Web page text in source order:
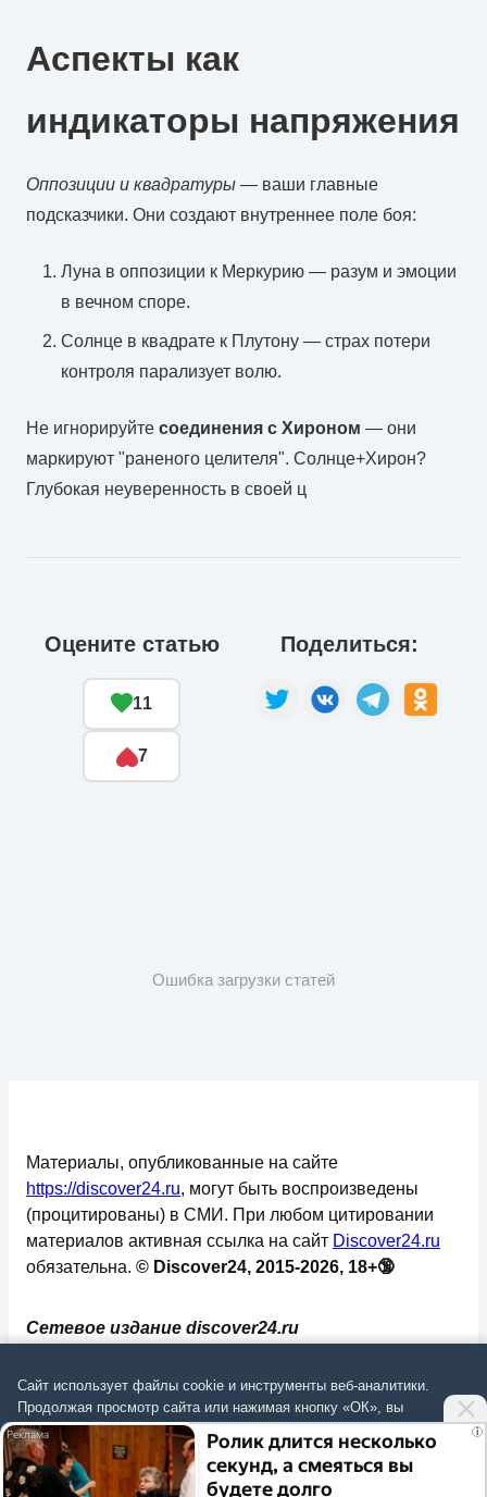
Аспекты как
индикаторы напряжения
Оппозиции и квадратуры — ваши главные
подсказчики. Они создают внутреннее поле боя:
Луна в оппозиции к Меркурию — разум и эмоции
в вечном споре.
Солнце в квадрате к Плутону — страх потери
контроля парализует волю.
Не игнорируйте соединения с Хироном — они
маркируют "раненого целителя". Солнце+Хирон?
Глубокая неуверенность в своей ц
Оцените статью
11
7
Поделиться:
Ошибка загрузки статей
Сетевое издание discover24.ru
надзору в сфере связи, информационных
технологий и массовых коммуникаций
(Роскомнадзор). Регистрационный номер: ЭЛ №
ФС 77 - 73793.
Материалы, опубликованные на сайте
https://discover24.ru, могут быть воспроизведены
(процитированы) в СМИ. При любом цитировании
материалов активная ссылка на сайт Discover24.ru
обязательна. © Discover24, 2015-2026, 18+🔞
i
Ролик длится несколько
секунд, а смеяться вы
будете долго
Сайт использует файлы cookie и инструменты веб-аналитики.
Продолжая просмотр сайта или нажимая кнопку «ОК», вы
подтверждаетесогласие на обработку данныхсогласноПолитике.
Согласиться